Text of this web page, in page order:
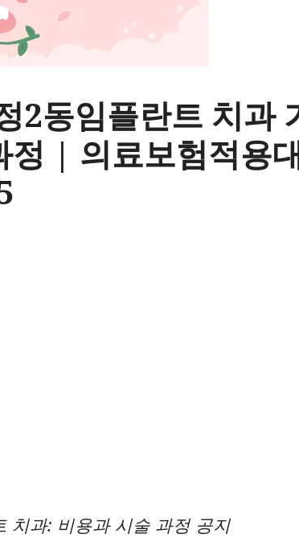
2동임플란트 치과
| 의료보험적용
치과: 비용과 시술 과정 공지